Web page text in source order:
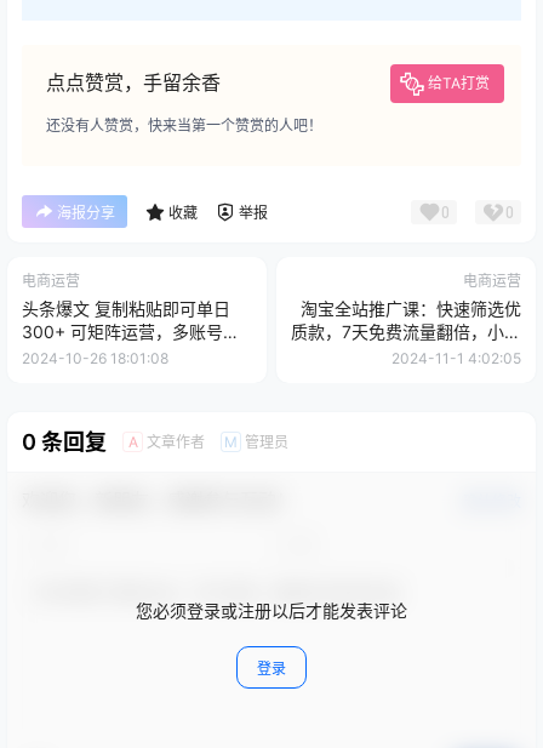
点点赞赏，手留余香 给TA打赏
还没有人赞赏，快来当第一个赞赏的人吧！
海报分享 收藏 举报 0 0
电商运营
头条爆文 复制粘贴即可单日
300+ 可矩阵运营，多账号操
作。小白可分分钟...
2024-10-26 18:01:08
电商运营
淘宝全站推广课：快速筛选优
质款，7天免费流量翻倍，小爆
款群策略
2024-11-1 4:02:05
0 条回复 A 文章作者 M 管理员
您必须登录或注册以后才能发表评论
登录